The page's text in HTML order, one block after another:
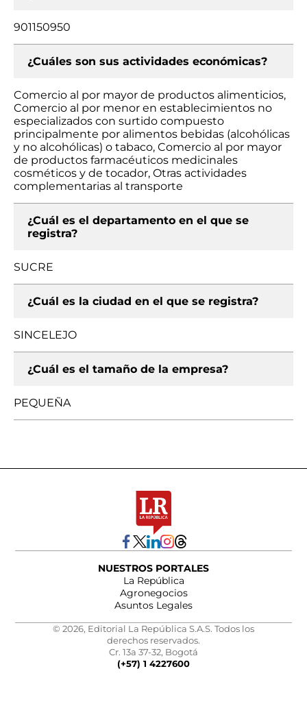
901150950
¿Cuáles son sus actividades económicas?
Comercio al por mayor de productos alimenticios,
Comercio al por menor en establecimientos no
especializados con surtido compuesto
principalmente por alimentos bebidas (alcohólicas
y no alcohólicas) o tabaco, Comercio al por mayor
de productos farmacéuticos medicinales
cosméticos y de tocador, Otras actividades
complementarias al transporte
¿Cuál es el departamento en el que se
registra?
SUCRE
¿Cuál es la ciudad en el que se registra?
SINCELEJO
¿Cuál es el tamaño de la empresa?
PEQUEÑA
NUESTROS PORTALES
La República
Agronegocios
Asuntos Legales
© 2026, Editorial La República S.A.S. Todos los
derechos reservados.
Cr. 13a 37-32, Bogotá
(+57) 1 4227600